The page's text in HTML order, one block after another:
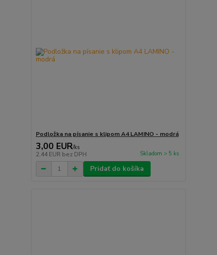
Podložka na písanie s klipom A4 LAMINO - modrá
3,00 EUR/ks
2,44 EUR bez DPH Skladom > 5 ks
Pridať do košíka